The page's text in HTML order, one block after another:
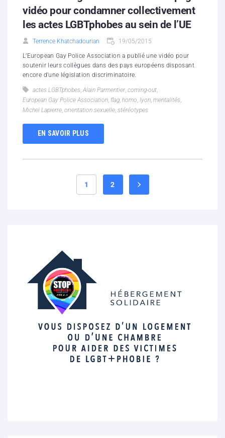
vidéo pour condamner collectivement
les actes LGBTphobes au sein de l’UE
Terrence Khatchadourian 19/05/2015
L’European Gay Police Association a publié une vidéo pour
soutenir leurs collègues dans des pays européens disposant
encore d’une législation discriminatoire.
actes LGBTphobes Alain Parmentier coming-out
European Gay Police Association flag homo lyon mentalités
Michel Lapierre orientation sexuelle stéréotypes
EN SAVOIR PLUS
1 2